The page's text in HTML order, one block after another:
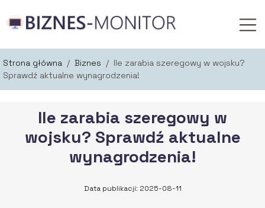
Strona główna / Biznes / Ile zarabia szeregowy w wojsku?
Sprawdź aktualne wynagrodzenia!
Ile zarabia szeregowy w
wojsku? Sprawdź aktualne
wynagrodzenia!
Data publikacji: 2025-08-11